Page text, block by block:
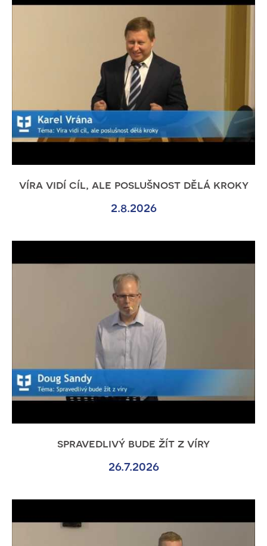
víra vidí cíl, ale poslušnost dělá kroky
2.8.2026
spravedlivý bude žít z víry
26.7.2026